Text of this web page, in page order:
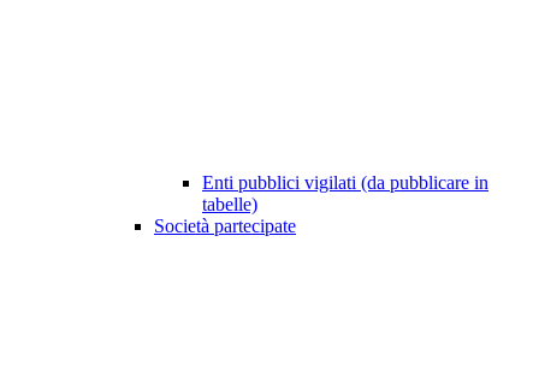
Enti pubblici vigilati (da pubblicare in
tabelle)
Società partecipate